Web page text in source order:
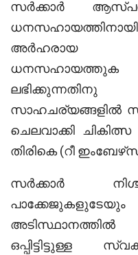
സര്‍ക്കാര്‍
അര്‍ഹരായ
സാഹചര്യങ്ങളില്‍
ചെലവാക്കി
തിരികെ (റീ
സര്‍ക്കാര്‍
ഒപ്പിട്ടിട്ടുള്ള